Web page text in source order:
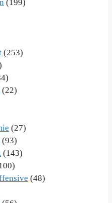
(199)
(253)
(22)
(27)
(93)
(143)
(48)